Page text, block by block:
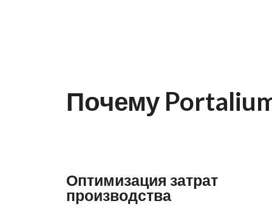
Почему
Оптимизация затрат
производства